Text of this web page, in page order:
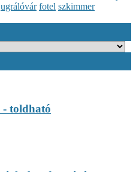
ugrálóvár fotel szkimmer
- toldható